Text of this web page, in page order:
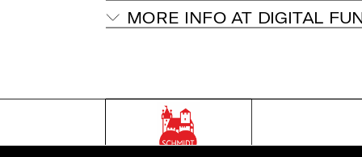
MORE INFO AT DIGITAL